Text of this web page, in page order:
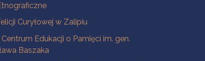
Curyłowej w Zalipiu
Edukacji o Pamięci im. gen.
Baszaka